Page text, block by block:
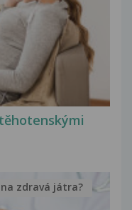
na zdravá játra?